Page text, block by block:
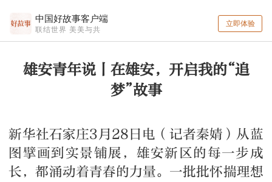
中国好故事客户端
联结世界 美美与共
立即体验
雄安青年说丨在雄安，开启我的“追
梦”故事
新华社石家庄3月28日电（记者秦婧）从蓝
图擘画到实景铺展，雄安新区的每一步成
长，都涌动着青春的力量。一批批怀揣理想